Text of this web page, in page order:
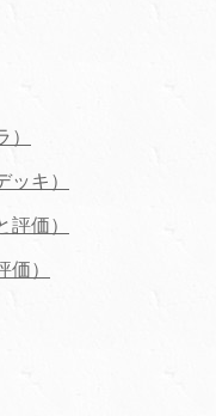
キ）
価）
）